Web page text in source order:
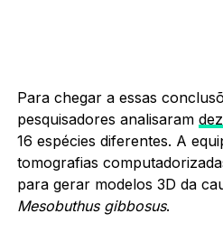
Para chegar a essas
pesquisadores analisaram
16 espécies diferentes. A
tomografias
para gerar modelos 3D da
Mesobuthus gibbosus.